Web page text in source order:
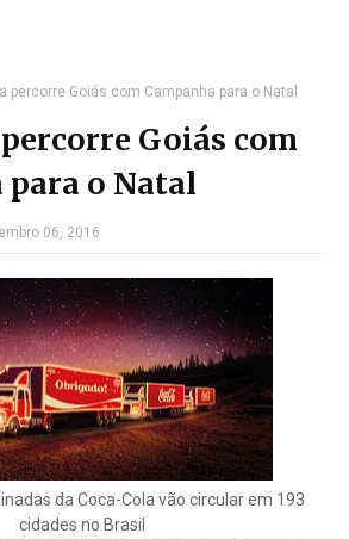
percorre Goiás com Campanha para o Natal
Goiás com
para o Natal
06, 2016
da Coca-Cola vão circular em 193
cidades no Brasil